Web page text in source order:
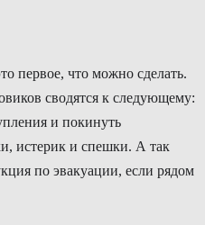
первое, что можно сделать.
сводятся к следующему:
и покинуть
истерик и спешки. А так
по эвакуации, если рядом